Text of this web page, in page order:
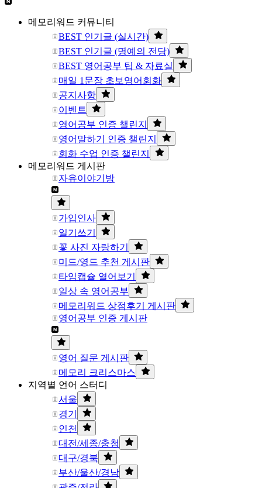
메모리워드 커뮤니티
BEST 인기글 (실시간)
BEST 인기글 (명예의 전당)
BEST 영어공부 팁 & 자료실
매일 1문장 초보영어회화
공지사항
이벤트
영어공부 인증 챌린지
영어말하기 인증 챌린지
회화 수업 인증 챌린지
메모리워드 게시판
자유이야기방
가입인사
일기쓰기
꽃 사진 자랑하기
미드/영드 추천 게시판
타임캡슐 열어보기
일상 속 영어공부
메모리워드 상점후기 게시판
영어공부 인증 게시판
영어 질문 게시판
메모리 크리스마스
지역별 언어 스터디
서울
경기
인천
대전/세종/충청
대구/경북
부산/울산/경남